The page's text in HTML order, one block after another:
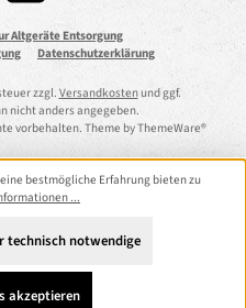
Altgeräte Entsorgung
Datenschutzerklärung
zzgl. Versandkostenund ggf.
nicht anders angegeben.
vorbehalten. Theme byThemeWare®
bestmögliche Erfahrung bieten zu
...
technisch notwendige
akzeptieren